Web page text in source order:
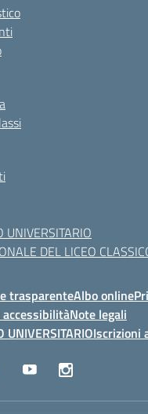
UNIVERSITARIO
DEL LICEO
trasparenteAlbo online
accessibilitàNote legali
UNIVERSITARIOIscrizioni